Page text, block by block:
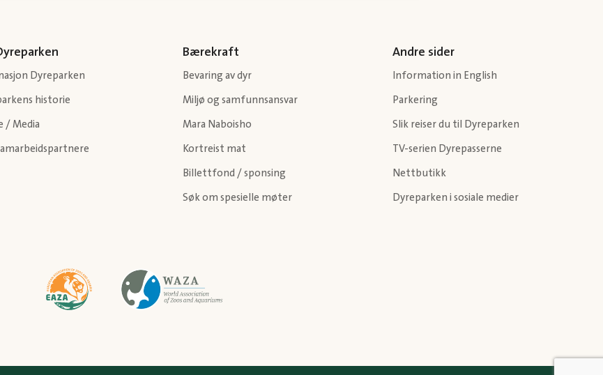
Dyreparken
historie
/ Media
Bærekraft
Bevaring av dyr
Miljø og samfunnsansvar
Mara Naboisho
Kortreist mat
Billettfond / sponsing
Søk om spesielle møter
Andre sider
Information in English
Parkering
Slik reiser du til Dyreparken
TV-serien Dyrepasserne
Nettbutikk
Dyreparken i sosiale medier